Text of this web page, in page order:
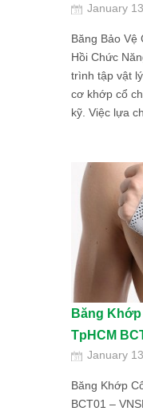
January
Băng Bảo Vệ
Hồi Chức
trình tập vật
cơ khớp cổ
kỹ. Việc lựa
Băng Khớp
TpHCM
January
Băng Khớp
BCT01 –